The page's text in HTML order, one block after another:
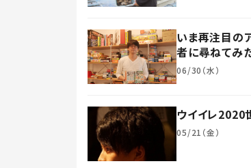
いま再注目の
者に尋ねてみ
06/30（水）
ウイイレ2020
05/21（金）